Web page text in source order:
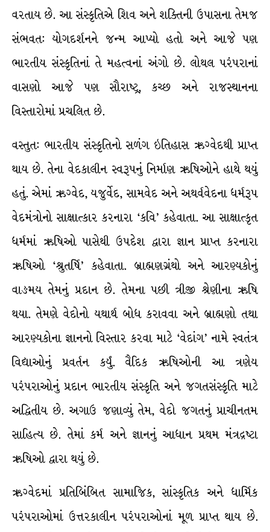
વરતાય છે. આ સંસ્કૃતિએ શિવ અને શક્તિની ઉપાસના તેમજ
સંભવત: યોગદર્શનને જન્મ આપ્યો હતો અને આજે પણ
ભારતીય સંસ્કૃતિનાં તે મહત્વનાં અંગો છે. લોથલ પરંપરાનાં
વાસણો આજે પણ સૌરાષ્ટ્ર, કચ્છ અને રાજસ્થાનના
વિસ્તારોમાં પ્રચલિત છે.
વસ્તુત: ભારતીય સંસ્કૃતિનો સળંગ ઇતિહાસ ઋગ્વેદથી પ્રાપ્ત
થાય છે. તેના વેદકાલીન સ્વરૂપનું નિર્માણ ઋષિઓને હાથે થયું
હતું. એમાં ઋગ્વેદ, યજુર્વેદ, સામવેદ અને અથર્વવેદના ધર્મરૂપ
વેદમંત્રોનો સાક્ષાત્કાર કરનારા ‘કવિ’ કહેવાતા. આ સાક્ષાત્કૃત
ધર્મમાં ઋષિઓ પાસેથી ઉપદેશ દ્વારા જ્ઞાન પ્રાપ્ત કરનારા
ઋષિઓ ‘શ્રુતર્ષિ’ કહેવાતા. બ્રાહ્મણગ્રંથો અને આરણ્યકોનું
વાઙમય તેમનું પ્રદાન છે. તેમના પછી ત્રીજી શ્રેણીના ઋષિ
થયા. તેમણે વેદોનો યથાર્થ બોધ કરાવવા અને બ્રાહ્મણો તથા
આરણ્યકોના જ્ઞાનનો વિસ્તાર કરવા માટે ‘વેદાંગ’ નામે સ્વતંત્ર
વિદ્યાઓનું પ્રવર્તન કર્યું. વૈદિક ઋષિઓની આ ત્રણેય
પરંપરાઓનું પ્રદાન ભારતીય સંસ્કૃતિ અને જગતસંસ્કૃતિ માટે
અદ્વિતીય છે. અગાઉ જણાવ્યું તેમ, વેદો જગતનું પ્રાચીનતમ
સાહિત્ય છે. તેમાં કર્મ અને જ્ઞાનનું આધાન પ્રથમ મંત્રદ્રષ્ટા
ઋષિઓ દ્વારા થયું છે.
ઋગ્વેદમાં પ્રતિબિંબિત સામાજિક, સાંસ્કૃતિક અને ધાર્મિક
પરંપરાઓમાં ઉત્તરકાલીન પરંપરાઓનાં મૂળ પ્રાપ્ત થાય છે.